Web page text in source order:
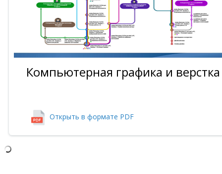
Компьютерная графика и верстка
Открыть в формате PDF